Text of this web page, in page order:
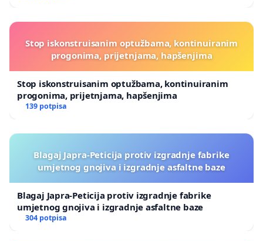
Stop iskonstruisanim optužbama, kontinuiranim
progonima, prijetnjama, hapšenjima
Stop iskonstruisanim optužbama, kontinuiranim
progonima, prijetnjama, hapšenjima
139 potpisa
Blagaj Japra-Peticija protiv izgradnje fabrike
umjetnog gnojiva i izgradnje asfaltne baze
Blagaj Japra-Peticija protiv izgradnje fabrike
umjetnog gnojiva i izgradnje asfaltne baze
304 potpisa